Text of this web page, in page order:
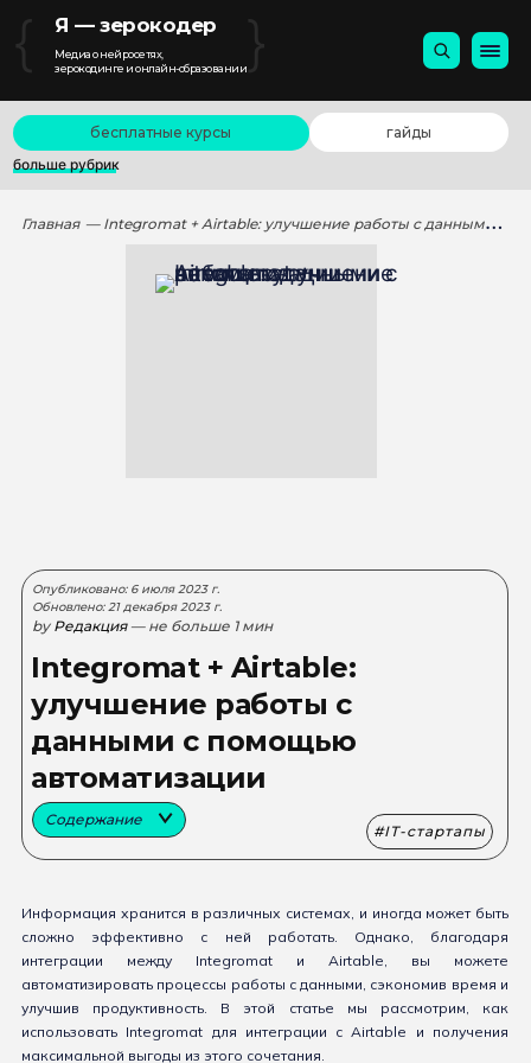
{ Я — зерокодер
Медиа о нейросетях,
зерокодинге и онлайн-образовании}
бесплатные курсы
гайды
больше рубрик
Главная — Integromat + Airtable: улучшение работы с данными с помощью автоматизации
Опубликовано: 6 июля 2023 г.
Обновлено: 21 декабря 2023 г.
by Редакция — не больше 1 мин
Integromat + Airtable:
улучшение работы с
данными с помощью
автоматизации
Содержание
IT-стартапы
Информация хранится в различных системах, и иногда может быть
сложно эффективно с ней работать. Однако, благодаря
интеграции между Integromat и Airtable, вы можете
автоматизировать процессы работы с данными, сэкономив время и
улучшив продуктивность. В этой статье мы рассмотрим, как
использовать Integromat для интеграции с Airtable и получения
максимальной выгоды из этого сочетания.